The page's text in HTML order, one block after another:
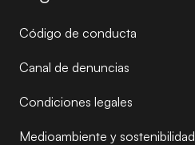
Código de conducta
Canal de denuncias
Condiciones legales
Medioambiente y sostenibilidad